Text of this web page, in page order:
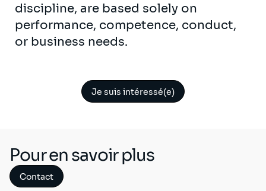
discipline, are based solely on
performance, competence, conduct,
or business needs.
Je suis intéressé(e)
Pour en savoir plus
Contact